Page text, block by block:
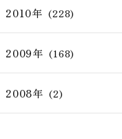
2010年 (228)
2009年 (168)
2008年 (2)